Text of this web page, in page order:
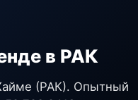
в РАК
(РАК). Опытный